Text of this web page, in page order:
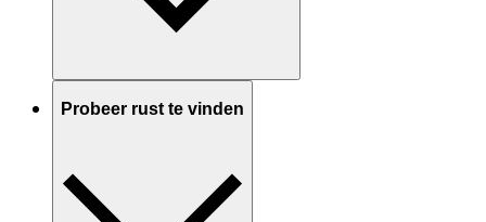
Probeer rust te vinden